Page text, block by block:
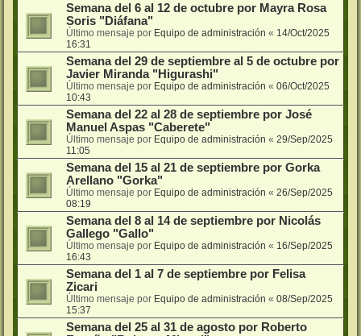
Semana del 6 al 12 de octubre por Mayra Rosa
Soris "Diáfana"
Último mensaje por Equipo de administración « 14/Oct/2025
16:31
Semana del 29 de septiembre al 5 de octubre por
Javier Miranda "Higurashi"
Último mensaje por Equipo de administración « 06/Oct/2025
10:43
Semana del 22 al 28 de septiembre por José
Manuel Aspas "Caberete"
Último mensaje por Equipo de administración « 29/Sep/2025
11:05
Semana del 15 al 21 de septiembre por Gorka
Arellano "Gorka"
Último mensaje por Equipo de administración « 26/Sep/2025
08:19
Semana del 8 al 14 de septiembre por Nicolás
Gallego "Gallo"
Último mensaje por Equipo de administración « 16/Sep/2025
16:43
Semana del 1 al 7 de septiembre por Felisa
Zicari
Último mensaje por Equipo de administración « 08/Sep/2025
15:37
Semana del 25 al 31 de agosto por Roberto